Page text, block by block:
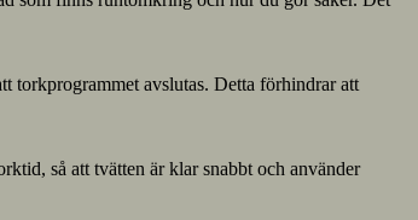
torkprogrammet avslutas. Detta förhindrar att
så att tvätten är klar snabbt och använder